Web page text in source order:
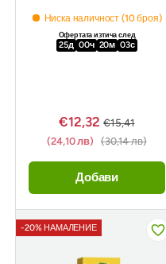
Ниска наличност (10 броя)
Офертата изтича след
25д 00ч 20м 02с
€12,32 €15,41
(24,10 лв) (30,14 лв)
Добави
-20% НАМАЛЕНИЕ